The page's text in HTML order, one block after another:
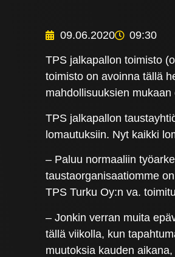
09.06.2020 09:30
TPS jalkapallon toimisto
toimisto on avoinna tällä
mahdollisuuksien mukaan
TPS jalkapallon
lomautuksiin. Nyt kaikki
– Paluu normaaliin
taustaorganisaatiomme
TPS Turku Oy:n va.
– Jonkin verran muita
tällä viikolla, kun
muutoksia kauden